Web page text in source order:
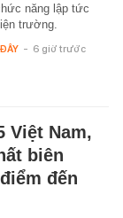
năng lập tức
trường.
- 6 giờ trước
Việt Nam,
biên
đến